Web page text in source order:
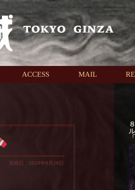
ACCESS MAIL
投稿日：2019年6月26日